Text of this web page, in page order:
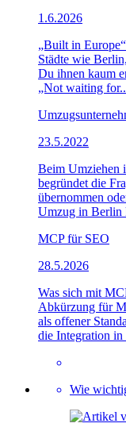
1.6.2026
„Built in
Städte wie
Du ihnen kaum
„Not waiting
23.5.2022
Beim Umziehen
begründet die
übernommen
Umzug in Berlin
MCP für SEO
28.5.2026
Was sich mit
Abkürzung für
als offener
die Integration in
Wie